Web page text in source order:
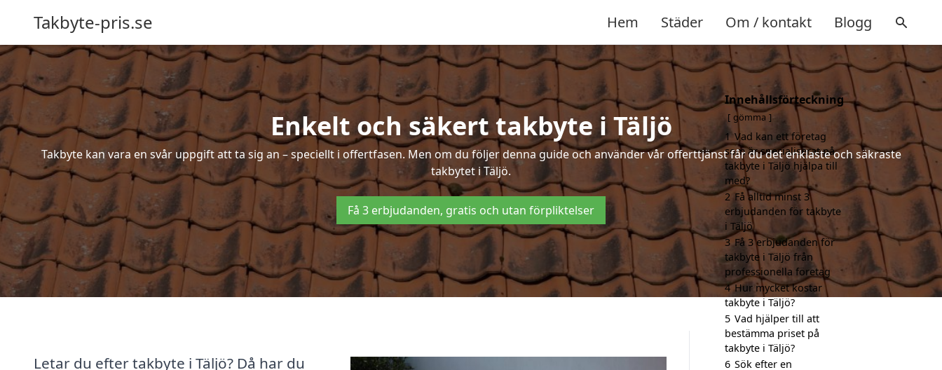
Takbyte-pris.se Hem Städer Om / kontakt Blogg
Enkelt och säkert takbyte i Täljö
Takbyte kan vara en svår uppgift att ta sig an – speciellt i offertfasen. Men om du följer denna guide och använder vår offerttjänst får du det enklaste och säkraste
takbytet i Täljö.
Få 3 erbjudanden, gratis och utan förpliktelser
Letar du efter takbyte i Täljö? Då har du
Innehållsförteckning
gömma
1 Vad kan ett företag
som är specialiserat på
takbyte i Täljö hjälpa till
med?
2 Få alltid minst 3
erbjudanden för takbyte
i Täljö
3 Få 3 erbjudanden för
takbyte i Täljö från
professionella företag
4 Hur mycket kostar
takbyte i Täljö?
5 Vad hjälper till att
bestämma priset på
takbyte i Täljö?
6 Sök efter en